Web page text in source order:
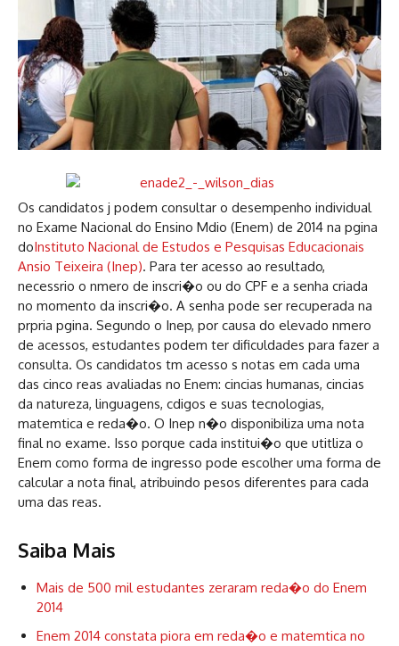
Os candidatos j podem consultar o desempenho individual
no Exame Nacional do Ensino Mdio (Enem) de 2014 na pgina
doInstituto Nacional de Estudos e Pesquisas Educacionais
Ansio Teixeira (Inep). Para ter acesso ao resultado,
necessrio o nmero de inscri�o ou do CPF e a senha criada
no momento da inscri�o. A senha pode ser recuperada na
prpria pgina. Segundo o Inep, por causa do elevado nmero
de acessos, estudantes podem ter dificuldades para fazer a
consulta. Os candidatos tm acesso s notas em cada uma
das cinco reas avaliadas no Enem: cincias humanas, cincias
da natureza, linguagens, cdigos e suas tecnologias,
matemtica e reda�o. O Inep n�o disponibiliza uma nota
final no exame. Isso porque cada institui�o que utitliza o
Enem como forma de ingresso pode escolher uma forma de
calcular a nota final, atribuindo pesos diferentes para cada
uma das reas.
Saiba Mais
Mais de 500 mil estudantes zeraram reda�o do Enem
2014
Enem 2014 constata piora em reda�o e matemtica no